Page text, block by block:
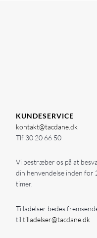
KUNDESERVICE
kontakt@tacdane.dk
Tlf 30 20 66 50
Vi bestræber os på at
din henvendelse inden for
timer.
Tilladelser bedes
til tilladelser@tacdane.dk